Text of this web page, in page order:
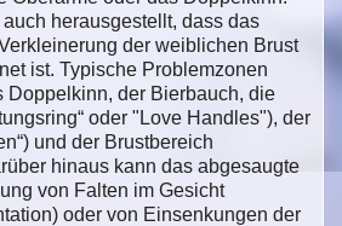
herausgestellt, dass das
der weiblichen Brust
ist. Typische Problemzonen
Doppelkinn, der Bierbauch, die
oder "Love Handles"), der
und der Brustbereich
hinaus kann das abgesaugte
von Falten im Gesicht
oder von Einsenkungen der